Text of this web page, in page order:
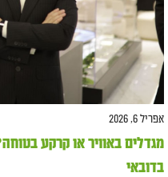
אפריל 6, 2026
מגדלים באוויר או קרקע
בדובאי